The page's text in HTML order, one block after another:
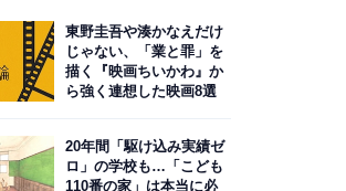
東野圭吾や湊かなえだけ
じゃない、「業と罪」を
描く『映画ちいかわ』か
ら強く連想した映画8選
20年間「駆け込み実績ゼ
ロ」の学校も…「こども
110番の家」は本当に必